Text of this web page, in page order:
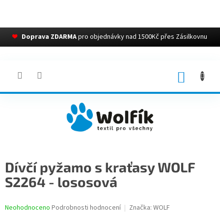
❤ Doprava ZDARMApro objednávky nad 1500Kč přes Zásilkovnu
Dívčí pyžamo s kraťasy WOLF
S2264 - lososová
Průměrné
Neohodnoceno Podrobnosti hodnocení Značka: WOLF